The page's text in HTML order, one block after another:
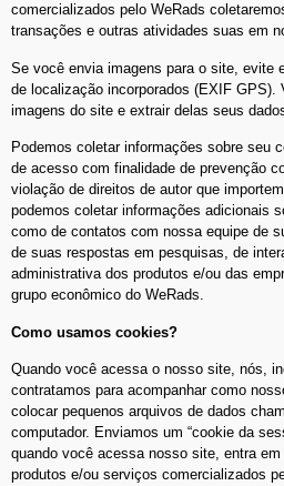
comercializados pelo WeRads
transações e outras atividades suas em
Se você envia imagens para o site, evite
de localização incorporados (EXIF GPS).
imagens do site e extrair delas seus
Podemos coletar informações sobre seu
de acesso com finalidade de prevenção
violação de direitos de autor que
podemos coletar informações adicionais
como de contatos com nossa equipe de
de suas respostas em pesquisas, de
administrativa dos produtos e/ou das
grupo econômico do WeRads.
Como usamos cookies?
Quando você acessa o nosso site, nós,
contratamos para acompanhar como
colocar pequenos arquivos de dados
computador. Enviamos um “cookie da
quando você acessa nosso site, entra
produtos e/ou serviços comercializados